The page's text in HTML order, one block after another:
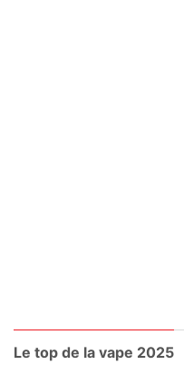
Le top de la vape 2025